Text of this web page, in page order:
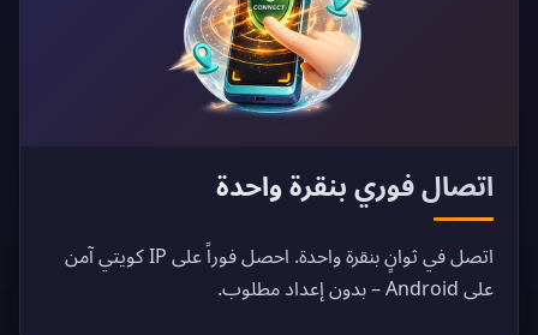
اتصال فوري بنقرة واحدة
اتصل في ثوانٍ بنقرة واحدة. احصل فوراً على IP كويتي آمن
على Android – بدون إعداد مطلوب.